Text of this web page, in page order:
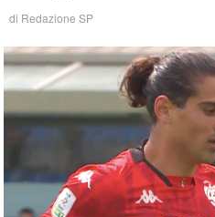
di Redazione SP